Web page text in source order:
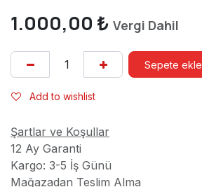
1.000,00 ₺ Vergi Dahil
Sepete ekle
Add to wishlist
Şartlar ve Koşullar
12 Ay Garanti
Kargo: 3-5 İş Günü
Mağazadan Teslim Alma